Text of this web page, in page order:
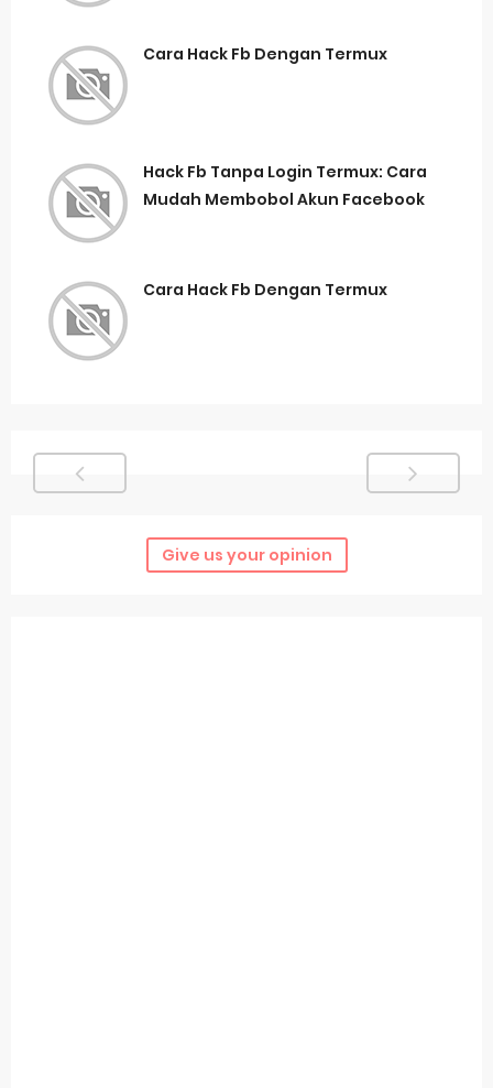
Cara Hack Fb Dengan Termux
Hack Fb Tanpa Login Termux: Cara
Mudah Membobol Akun Facebook
Cara Hack Fb Dengan Termux
Give us your opinion